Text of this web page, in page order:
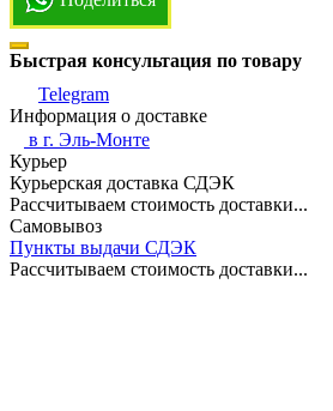
Быстрая консультация по товару
Telegram
Информация о доставке
в г. Эль-Монте
Курьер
Курьерская доставка СДЭК
Рассчитываем стоимость доставки...
Самовывоз
Пункты выдачи СДЭК
Рассчитываем стоимость доставки...